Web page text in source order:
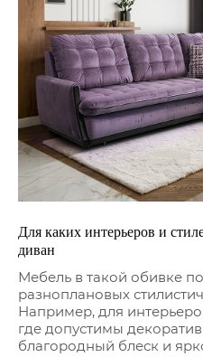
Для каких интерьеров и
диван
Мебель в такой обивке
разноплановых
Например, для
где допустимы
благородный блеск и